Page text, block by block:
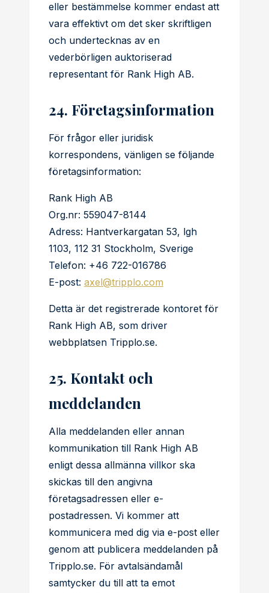
eller bestämmelse kommer endast att
vara effektivt om det sker skriftligen
och undertecknas av en
vederbörligen auktoriserad
representant för Rank High AB.
24. Företagsinformation
För frågor eller juridisk
korrespondens, vänligen se följande
företagsinformation:
Rank High AB
Org.nr: 559047-8144
Adress: Hantverkargatan 53, lgh
1103, 112 31 Stockholm, Sverige
Telefon: +46 722-016786
E-post: axel@tripplo.com
Detta är det registrerade kontoret för
Rank High AB, som driver
webbplatsen Tripplo.se.
25. Kontakt och
meddelanden
Alla meddelanden eller annan
kommunikation till Rank High AB
enligt dessa allmänna villkor ska
skickas till den angivna
företagsadressen eller e-
postadressen. Vi kommer att
kommunicera med dig via e-post eller
genom att publicera meddelanden på
Tripplo.se. För avtalsändamål
samtycker du till att ta emot